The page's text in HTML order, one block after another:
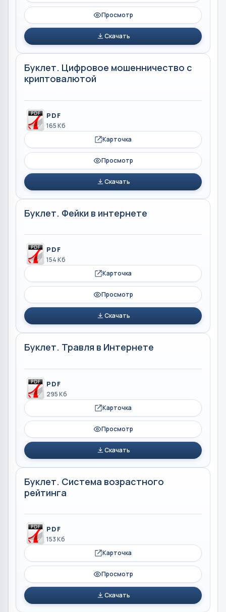
Просмотр
Скачать
Буклет. Цифровое мошенничество с
криптовалютой
PDF
165 Кб
Карточка
Просмотр
Скачать
Буклет. Фейки в интернете
PDF
154 Кб
Карточка
Просмотр
Скачать
Буклет. Травля в Интернете
PDF
295 Кб
Карточка
Просмотр
Скачать
Буклет. Система возрастного
рейтинга
PDF
153 Кб
Карточка
Просмотр
Скачать